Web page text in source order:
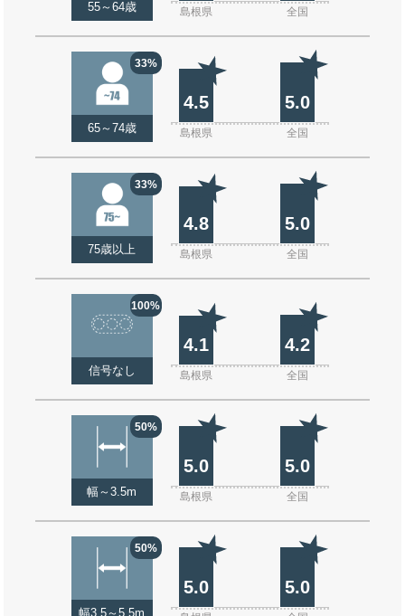
55～64歳 島根県 全国
33%
65～74歳
4.5 5.0
島根県 全国
33%
75歳以上
4.8 5.0
島根県 全国
100%
信号なし
4.1 4.2
島根県 全国
50%
幅～3.5m
5.0 5.0
島根県 全国
50%
幅3.5～5.5m
5.0 5.0